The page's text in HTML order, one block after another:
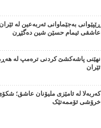
ڕێپێوانی بەجێماوانی ئەربەعین لە
عاشقی ئیمام حسێن شین دەگێڕن
نهێنی پاشەکشێ کردنی ترەمپ لە
ئێران
کەربەلا لە ئامێزی ملیۆنان عاشق؛
خرۆشی ئۆممەتێک